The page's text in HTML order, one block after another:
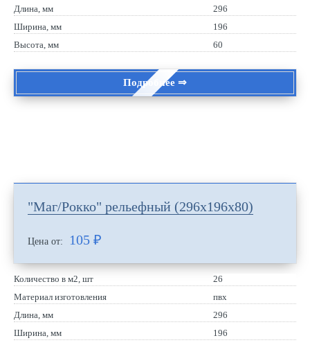
Длина, мм
296
Ширина, мм
196
Высота, мм
60
Подробнее ⇒
"Маг/Рокко" рельефный (296х196х80)
Цена от: 105 ₽
Количество в м2, шт
26
Материал изготовления
пвх
Длина, мм
296
Ширина, мм
196